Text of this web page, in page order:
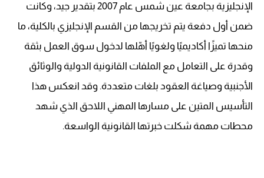
الإنجليزية بجامعة عين شمس عام 2007 بتقدير جيد، وكانت
ضمن أول دفعة يتم تخريجها من القسم الإنجليزي بالكلية، ما
منحها تميزًا أكاديميًا ولغويًا أهّلها لدخول سوق العمل بثقة
وقدرة على التعامل مع الملفات القانونية الدولية والوثائق
الأجنبية وصياغة العقود بلغات متعددة. وقد انعكس هذا
التأسيس المتين على مسارها المهني اللاحق الذي شهد
محطات مهمة شكلت خبرتها القانونية الواسعة.